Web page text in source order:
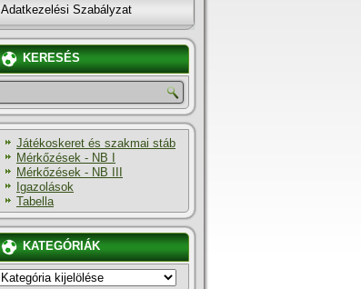
Adatkezelési Szabályzat
KERESÉS
Játékoskeret és szakmai stáb
Mérkőzések - NB I
Mérkőzések - NB III
Igazolások
Tabella
KATEGÓRIÁK
KATEGÓRIÁK